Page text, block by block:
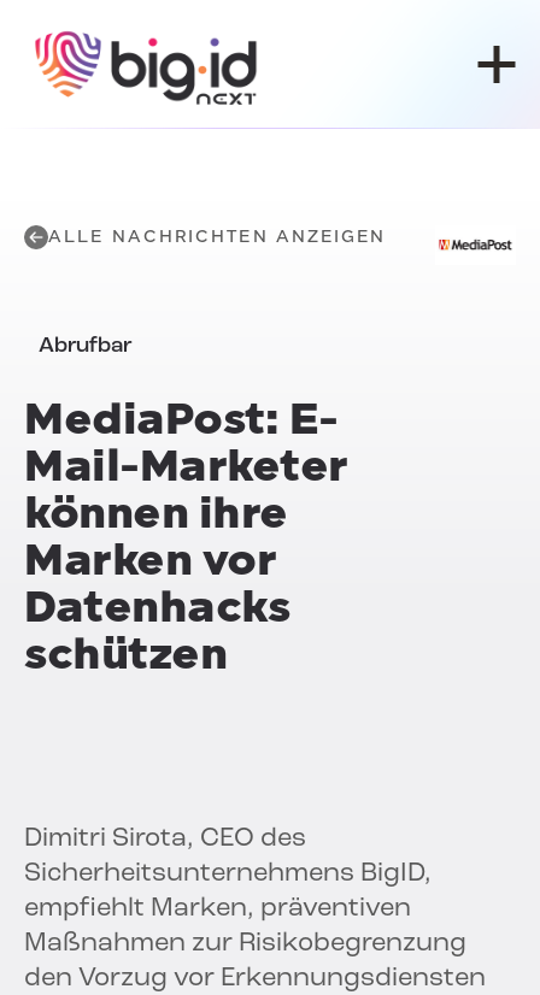
ALLE NACHRICHTEN ANZEIGEN
Abrufbar
MediaPost: E-
Mail-Marketer
können ihre
Marken vor
Datenhacks
schützen
Dimitri Sirota, CEO des
Sicherheitsunternehmens BigID,
empfiehlt Marken, präventiven
Maßnahmen zur Risikobegrenzung
den Vorzug vor Erkennungsdiensten